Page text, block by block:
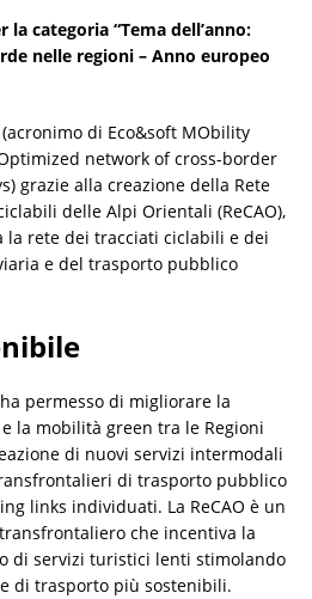
categoria “Tema dell’anno:
nelle regioni – Anno europeo
di Eco&soft MObility
network of cross-border
grazie alla creazione della Rete
delle Alpi Orientali (ReCAO),
la rete dei tracciati ciclabili e dei
e del trasporto pubblico
permesso di migliorare la
la mobilità green tra le Regioni
di nuovi servizi intermodali
di trasporto pubblico
links individuati. La ReCAO è un
che incentiva la
di servizi turistici lenti stimolando
di trasporto più sostenibili.